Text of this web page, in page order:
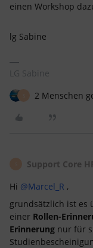
einen Workshop
lg Sabine
LG Sabine
2 Menschen
Support Core
Hi @Marcel_R ,
grundsätzlich ist es
einer Rollen-
Erinnerung nur für